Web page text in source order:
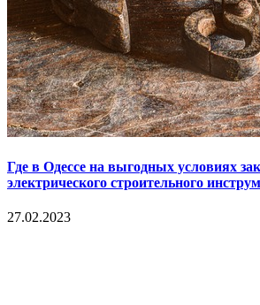
Где в Одессе на выгодных условиях
электрического строительного
27.02.2023